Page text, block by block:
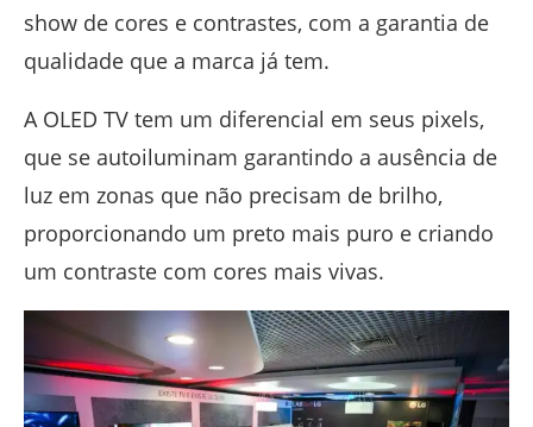
show de cores e contrastes, com a garantia de
qualidade que a marca já tem.
A OLED TV tem um diferencial em seus pixels,
que se autoiluminam garantindo a ausência de
luz em zonas que não precisam de brilho,
proporcionando um preto mais puro e criando
um contraste com cores mais vivas.